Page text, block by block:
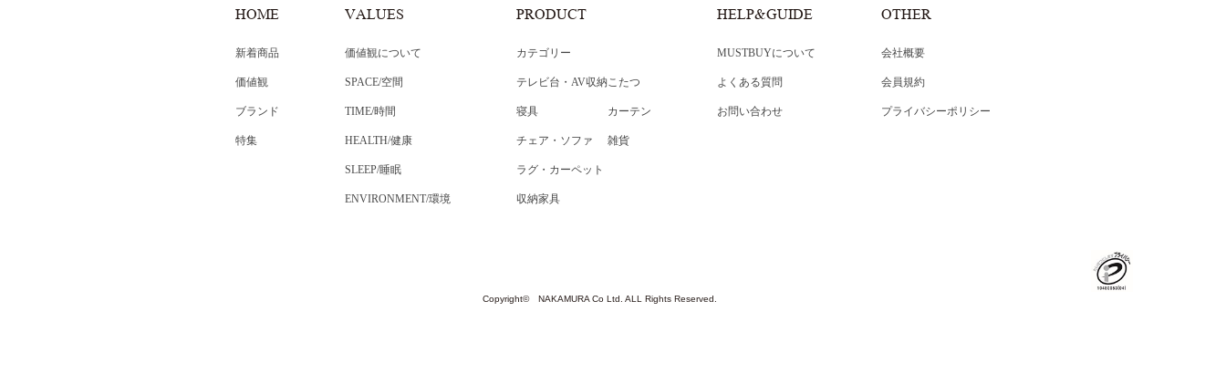
HOME
新着商品
価値観
ブランド
特集
VALUES
価値観について
SPACE/空間
TIME/時間
HEALTH/健康
SLEEP/睡眠
ENVIRONMENT/環境
PRODUCT
カテゴリー
テレビ台・AV収納
寝具
チェア・ソファ
ラグ・カーペット
収納家具
こたつ
カーテン
雑貨
HELP&GUIDE
MUSTBUYについて
よくある質問
お問い合わせ
OTHER
会社概要
会員規約
プライバシーポリシー
Copyright© NAKAMURA Co Ltd. ALL Rights Reserved.